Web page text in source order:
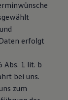
erfolgt
Abs. 1 lit. b
bei uns.
zum